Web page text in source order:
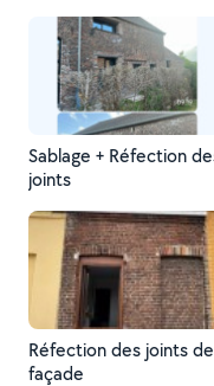
Sablage + Réfection des
joints
Réfection des joints de
façade